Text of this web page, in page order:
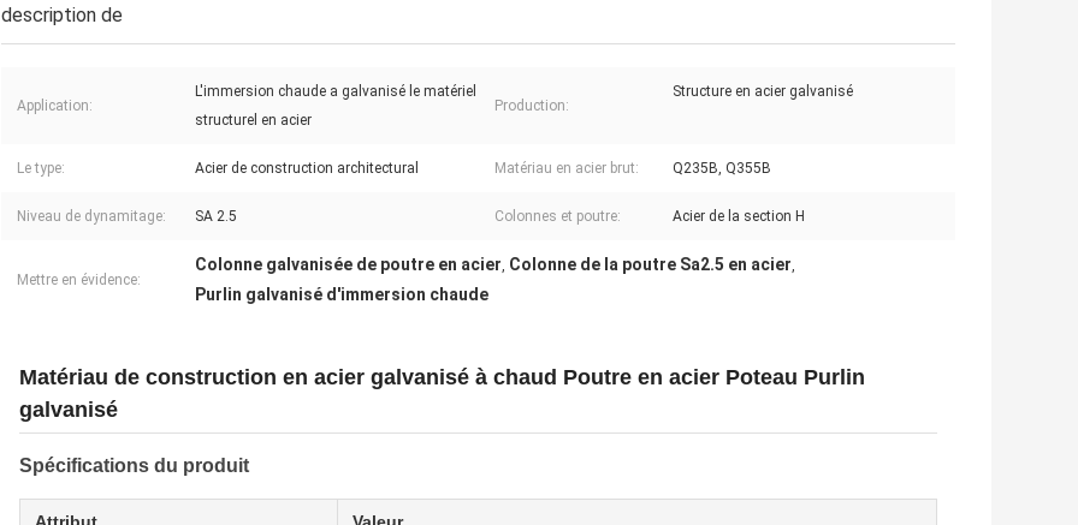
description de
Application:
L'immersion chaude a galvanisé le matériel
structurel en acier
Production:
Structure en acier galvanisé
Le type: Acier de construction architectural Matériau en acier brut: Q235B, Q355B
Niveau de dynamitage: SA 2.5 Colonnes et poutre: Acier de la section H
Mettre en évidence:
Colonne galvanisée de poutre en acier, Colonne de la poutre Sa2.5 en acier,
Purlin galvanisé d'immersion chaude
Matériau de construction en acier galvanisé à chaud Poutre en acier Poteau Purlin
galvanisé
Spécifications du produit